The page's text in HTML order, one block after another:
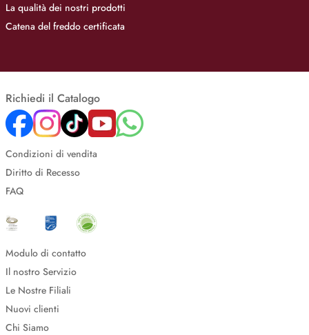
La qualità dei nostri prodotti
Catena del freddo certificata
Richiedi il Catalogo
Condizioni di vendita
Diritto di Recesso
FAQ
Modulo di contatto
Il nostro Servizio
Le Nostre Filiali
Nuovi clienti
Chi Siamo